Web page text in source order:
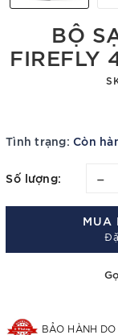
BỘ
FIREFLY
Tình trạng: Còn
Số lượng: –
MUA
BẢO HÀNH